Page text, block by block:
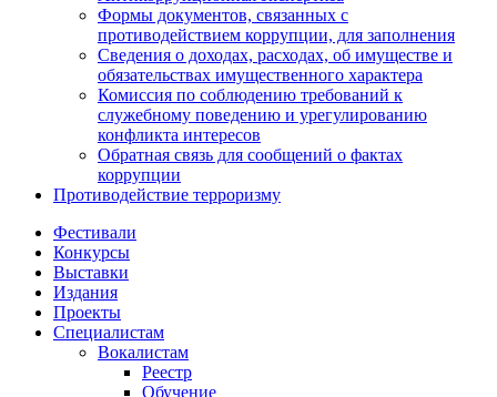
Формы документов, связанных с
противодействием коррупции, для заполнения
Сведения о доходах, расходах, об имуществе и
обязательствах имущественного характера
Комиссия по соблюдению требований к
служебному поведению и урегулированию
конфликта интересов
Обратная связь для сообщений о фактах
коррупции
Противодействие терроризму
Фестивали
Конкурсы
Выставки
Издания
Проекты
Специалистам
Вокалистам
Реестр
Обучение